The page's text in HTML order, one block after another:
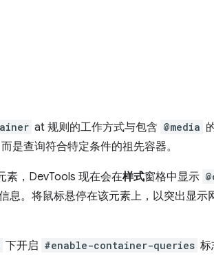
at 规则的工作方式与包含 @media
是查询符合特定条件的祖先容器。
素，DevTools 现在会在样式窗格中显示
息。将鼠标悬停在该元素上，以突出显示
下开启 #enable-container-queries 标